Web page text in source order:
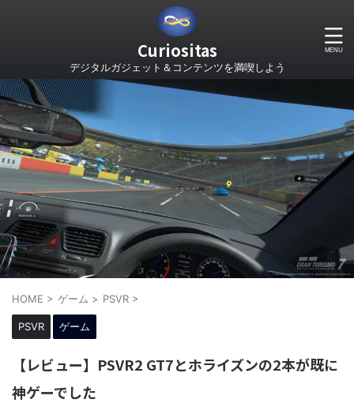
Curiositas
デジタルガジェット＆コンテンツを満喫しよう
HOME > ゲーム > PSVR >
PSVR ゲーム
【レビュー】PSVR2 GT7とホライズンの2本が既に
神ゲーでした